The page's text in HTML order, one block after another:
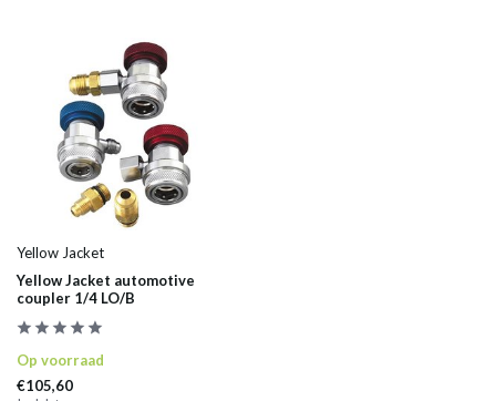
Yellow Jacket
Yellow Jacket automotive
coupler 1/4 LO/B
Op voorraad
€105,60